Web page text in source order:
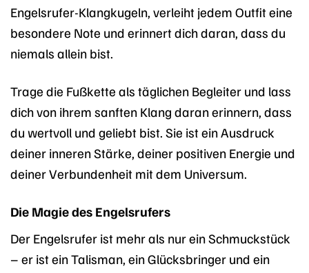
Engelsrufer-Klangkugeln, verleiht jedem Outfit eine
besondere Note und erinnert dich daran, dass du
niemals allein bist.
Trage die Fußkette als täglichen Begleiter und lass
dich von ihrem sanften Klang daran erinnern, dass
du wertvoll und geliebt bist. Sie ist ein Ausdruck
deiner inneren Stärke, deiner positiven Energie und
deiner Verbundenheit mit dem Universum.
Die Magie des Engelsrufers
Der Engelsrufer ist mehr als nur ein Schmuckstück
– er ist ein Talisman, ein Glücksbringer und ein